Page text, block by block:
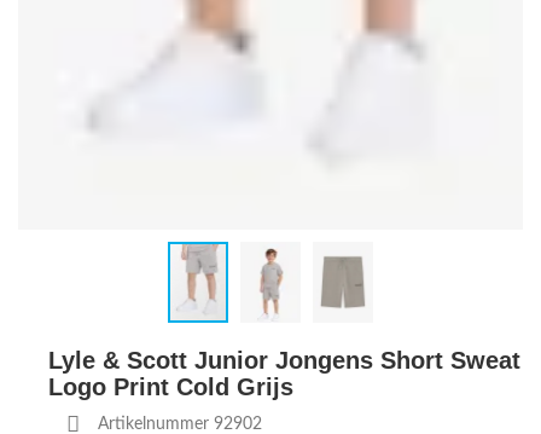
Lyle & Scott Junior Jongens Short Sweat
Logo Print Cold Grijs
Artikelnummer 92902